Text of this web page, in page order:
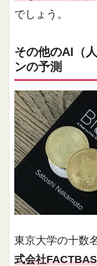
でしょう。
その他のAI（
ンの予測
東京大学の十数
式会社